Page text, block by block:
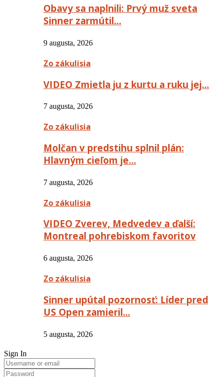
Obavy sa naplnili: Prvý muž sveta
Sinner zarmútil…
9 augusta, 2026
Zo zákulisia
VIDEO Zmietla ju z kurtu a ruku jej…
7 augusta, 2026
Zo zákulisia
Molčan v predstihu splnil plán:
Hlavným cieľom je…
7 augusta, 2026
Zo zákulisia
VIDEO Zverev, Medvedev a ďalší:
Montreal pohrebiskom favoritov
6 augusta, 2026
Zo zákulisia
Sinner upútal pozornosť: Líder pred
US Open zamieril…
5 augusta, 2026
Sign In